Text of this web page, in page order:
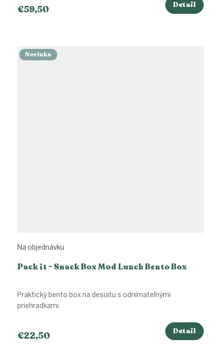
€59,50 Detail
Novinka
Pack it - Snack Box Mod Lunch Bento Box
Na objednávku
€22,50 Detail
Praktický bento box na desiatu s odnímateľnými
priehradkami.